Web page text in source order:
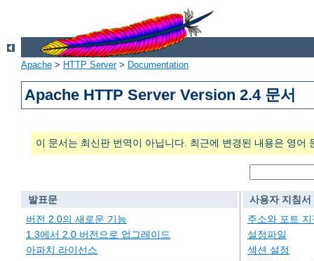
Apache > HTTP Server> Documentation
Apache HTTP Server Version 2.4 문서
이 문서는 최신판 번역이 아닙니다. 최근에 변경된 내용은 영어
발표문
버전 2.0의 새로운 기능
1.3에서 2.0 버전으로 업그레이드
아파치 라이선스
사용자 지침서
주소와 포트 지
설정파일
섹션 설정